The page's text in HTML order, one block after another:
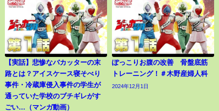
【実話】悲惨なバカッターの末
路とは？アイスケース寝そべり
事件・冷蔵庫侵入事件の学生が
通っていた学校のブチギレがす
ごい…（マンガ動画）
ぽっこりお腹の改善 骨盤底筋
トレーニング！＃木野産婦人科
2024年12月1日